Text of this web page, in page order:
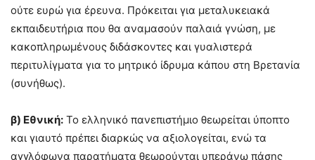
ούτε ευρώ για έρευνα. Πρόκειται για μεταλυκειακά
εκπαιδευτήρια που θα αναμασούν παλαιά γνώση, με
κακοπληρωμένους διδάσκοντες και γυαλιστερά
περιτυλίγματα για το μητρικό ίδρυμα κάπου στη Βρετανία
(συνήθως).
β) Εθνική: Το ελληνικό πανεπιστήμιο θεωρείται ύποπτο
και γιαυτό πρέπει διαρκώς να αξιολογείται, ενώ τα
αγγλόφωνα παρατήματα θεωρούνται υπεράνω πάσης